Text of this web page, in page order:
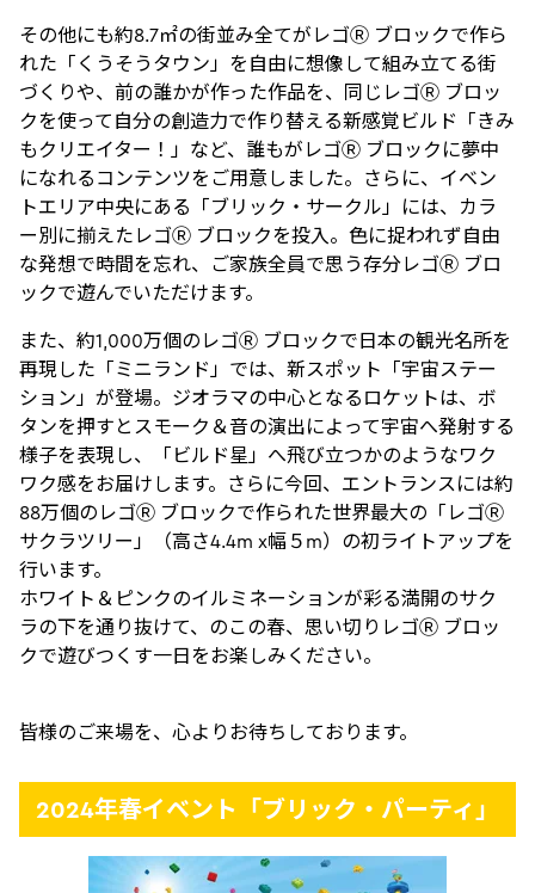
その他にも約8.7㎡の街並み全てがレゴⓇ ブロックで作ら
れた「くうそうタウン」を自由に想像して組み立てる街
づくりや、前の誰かが作った作品を、同じレゴⓇ ブロッ
クを使って自分の創造力で作り替える新感覚ビルド「きみ
もクリエイター！」など、誰もがレゴⓇ ブロックに夢中
になれるコンテンツをご用意しました。さらに、イベン
トエリア中央にある「ブリック・サークル」には、カラ
ー別に揃えたレゴⓇ ブロックを投入。色に捉われず自由
な発想で時間を忘れ、ご家族全員で思う存分レゴⓇ ブロ
ックで遊んでいただけます。
また、約1,000万個のレゴⓇ ブロックで日本の観光名所を
再現した「ミニランド」では、新スポット「宇宙ステー
ション」が登場。ジオラマの中心となるロケットは、ボ
タンを押すとスモーク＆音の演出によって宇宙へ発射する
様子を表現し、「ビルド星」へ飛び立つかのようなワク
ワク感をお届けします。さらに今回、エントランスには約
88万個のレゴⓇ ブロックで作られた世界最大の「レゴⓇ
サクラツリー」（高さ4.4m x幅５m）の初ライトアップを
行います。
ホワイト＆ピンクのイルミネーションが彩る満開のサク
ラの下を通り抜けて、のこの春、思い切りレゴⓇ ブロッ
クで遊びつくす一日をお楽しみください。
皆様のご来場を、心よりお待ちしております。
2024年春イベント「ブリック・パーティ」